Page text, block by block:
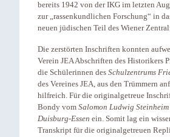
bereits 1942 von der IKG im letzten
zur „rassenkundlichen Forschung“ in
neuen jüdischen Teil des Wiener
Die zerstörten Inschriften konnten
Verein JEA Abschriften des Historikers
die Schülerinnen des Schulzentrums
des Vereines JEA, aus den Trümmern
hilfreich. Für die originalgetreue
Bondy vom Salomon Ludwig
Duisburg-Essen ein. Somit lag ein
Transkript für die originalgetreuen